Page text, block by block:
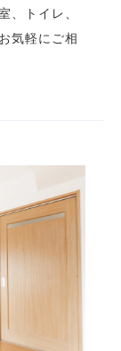
、トイレ、
気軽にご相